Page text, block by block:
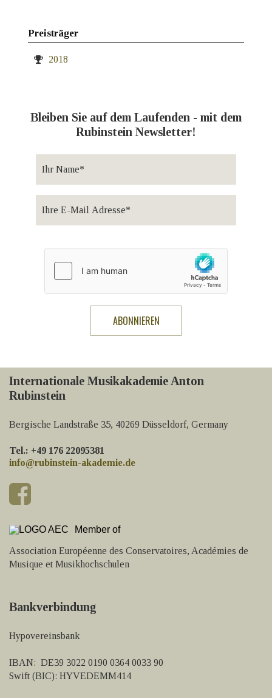
Preisträger
2018
Bleiben Sie auf dem Laufenden - mit dem
Rubinstein Newsletter!
Internationale Musikakademie Anton
Rubinstein
Bergische Landstraße 35, 40269 Düsseldorf, Germany
Tel.: +49 176 22095381
info@rubinstein-akademie.de
Member of
Association Européenne des Conservatoires, Académies de
Musique et Musikhochschulen
Bankverbindung
Hypovereinsbank
IBAN: DE39 3022 0190 0364 0033 90
Swift (BIC): HYVEDEMM414